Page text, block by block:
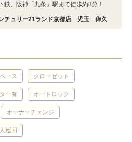
鉄、阪神「九条」駅まで徒歩約3分！
チュリー21ランド京都店 児玉 偉久
ース クローゼット
ー有 オートロック
オーナーチェンジ
巡回